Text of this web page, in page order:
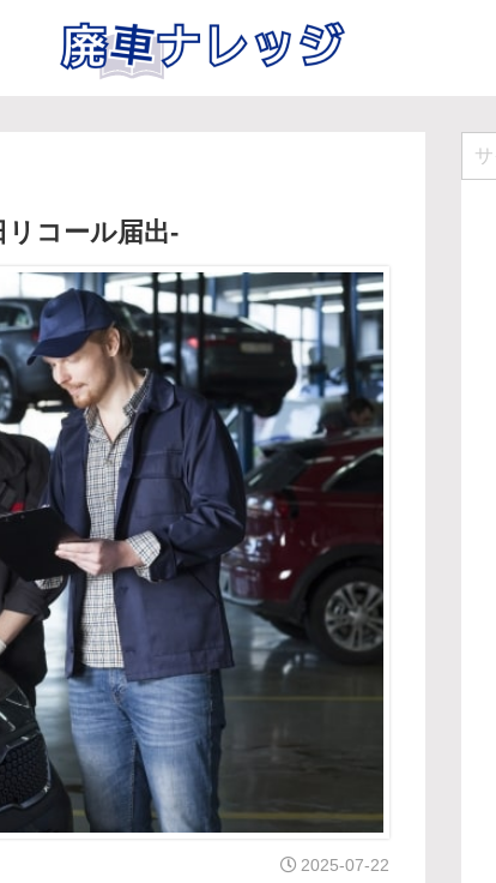
リコール届出-
2025-07-22